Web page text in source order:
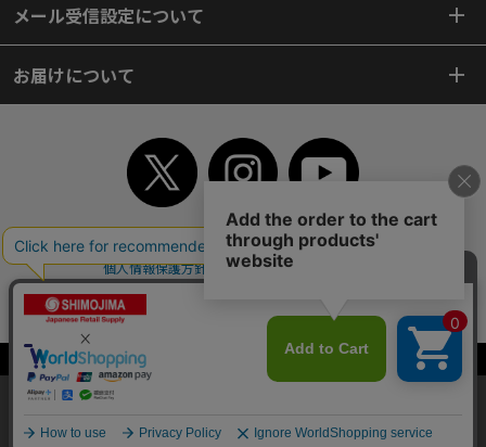
当サイトはクッキー（Cookie）を使用しています。Cookieの使用に同意いた
だける場合は「OK」をクリックしてください。
OK
メール受信設定について
お届けについて
TOP 初めてご利用のお客様へ ご利用案内
ご利用規約
個人情報保護方針
特定商取引法
よくあるご質問
お問い合わせ
サイトマップ
Copyright© 2018 SHIMOJIMA Co.,Ltd. All Rights Reserved.